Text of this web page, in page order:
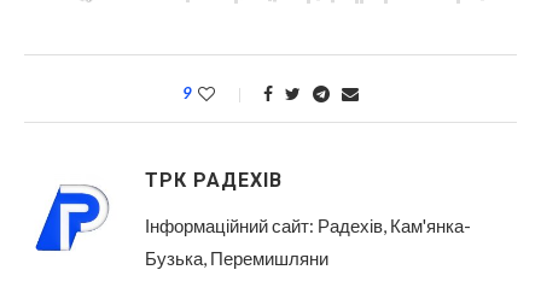
9
ТРК РАДЕХІВ
Інформаційний сайт: Радехів, Кам'янка-
Бузька, Перемишляни